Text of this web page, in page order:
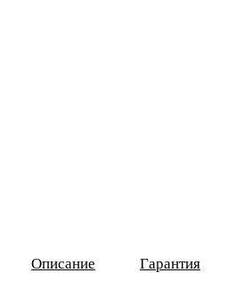
Описание Гарантия